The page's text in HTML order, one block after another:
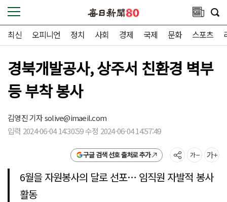
최신 오피니언 정치 사회 경제 국제 문화 스포츠
경북개발공사, 상주서 친환경 벽부
등 부착 봉사
김영진 기자solive@imaeil.com
입력 2024-06-04 14:30:59 수정 2024-06-04 14:57:49
구글 검색 선호 출처로 추가
6월을 자원봉사의 달로 선포… 임직원 자발적 봉사
활동